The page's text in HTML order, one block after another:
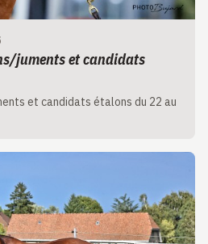
juments et candidats
et candidats étalons du 22 au